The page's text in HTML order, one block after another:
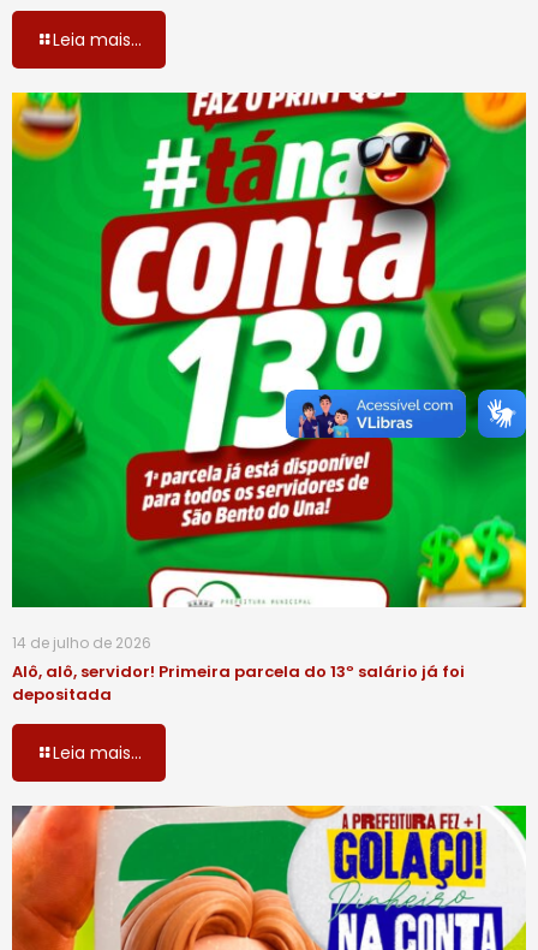
Leia mais...
14 de julho de 2026
Alô, alô, servidor! Primeira parcela do 13º salário já foi
depositada
Leia mais...